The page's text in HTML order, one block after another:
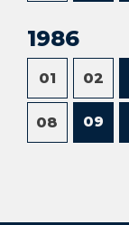
1986
01 02
08 09